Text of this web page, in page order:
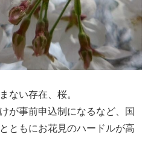
ない存在、桜。
が事前申込制になるなど、国
ともにお花見のハードルが高